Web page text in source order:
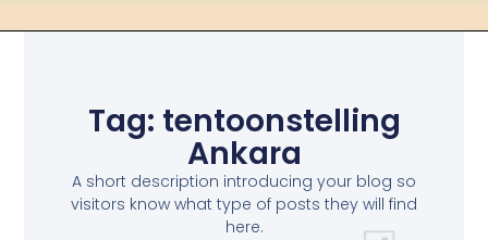
Tag: tentoonstelling
Ankara
A short description introducing your blog so
visitors know what type of posts they will find
here.